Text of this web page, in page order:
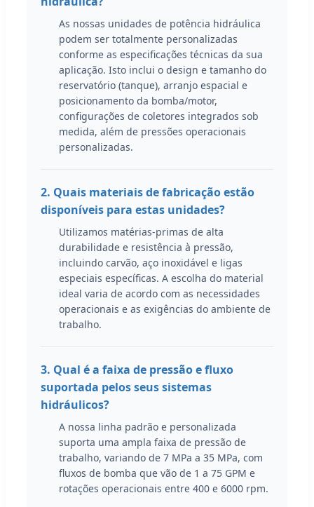
As nossas unidades de potência hidráulica
podem ser totalmente personalizadas
conforme as especificações técnicas da sua
aplicação. Isto inclui o design e tamanho do
reservatório (tanque), arranjo espacial e
posicionamento da bomba/motor,
configurações de coletores integrados sob
medida, além de pressões operacionais
personalizadas.
2. Quais materiais de fabricação estão
disponíveis para estas unidades?
Utilizamos matérias-primas de alta
durabilidade e resistência à pressão,
incluindo carvão, aço inoxidável e ligas
especiais específicas. A escolha do material
ideal varia de acordo com as necessidades
operacionais e as exigências do ambiente de
trabalho.
3. Qual é a faixa de pressão e fluxo
suportada pelos seus sistemas
hidráulicos?
A nossa linha padrão e personalizada
suporta uma ampla faixa de pressão de
trabalho, variando de 7 MPa a 35 MPa, com
fluxos de bomba que vão de 1 a 75 GPM e
rotações operacionais entre 400 e 6000 rpm.